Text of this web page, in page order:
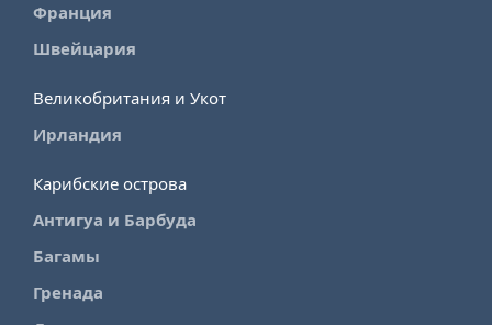
Франция
Швейцария
Великобритания и Укот
Ирландия
Карибские острова
Антигуа и Барбуда
Багамы
Гренада